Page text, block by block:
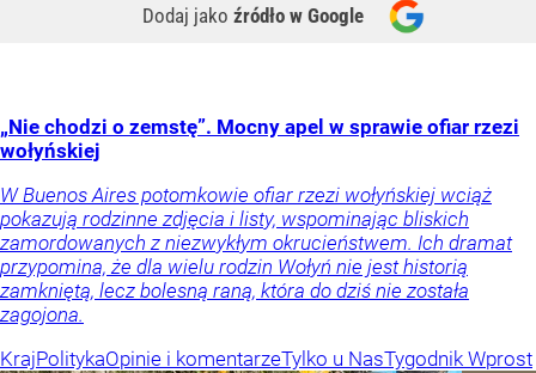
Dodaj jako źródło w Google
„Nie chodzi o zemstę”. Mocny apel w sprawie ofiar rzezi
wołyńskiej
W Buenos Aires potomkowie ofiar rzezi wołyńskiej wciąż
pokazują rodzinne zdjęcia i listy, wspominając bliskich
zamordowanych z niezwykłym okrucieństwem. Ich dramat
przypomina, że dla wielu rodzin Wołyń nie jest historią
zamkniętą, lecz bolesną raną, która do dziś nie została
zagojona.
KrajPolitykaOpinie i komentarzeTylko u NasTygodnik Wprost